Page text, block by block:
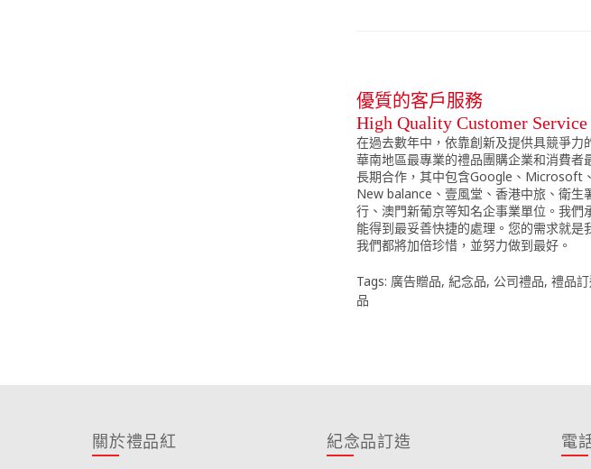
優質的客戶服務
High Quality Customer Service
在過去數年中，依靠創新及提供具競爭
華南地區最專業的禮品團購企業和消費
長期合作，其中包含Google、Microsoft
New balance、壹風堂、香港中旅、衛生
行、澳門新葡京等知名企事業單位。我
能得到最妥善快捷的處理。您的需求就是
我們都將加倍珍惜，並努力做到最好。
Tags: 廣告贈品, 紀念品, 公司禮品, 禮品
品
關於禮品紅 紀念品訂造 電